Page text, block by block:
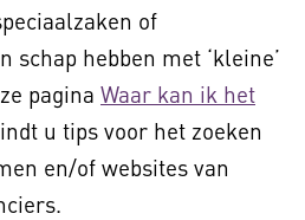
of
schap hebben met ‘kleine’
pagina Waar kan ik het
u tips voor het zoeken
en/of websites van